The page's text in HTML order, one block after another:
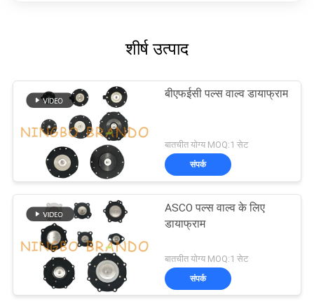
शीर्ष उत्पाद
बीएफईसी पल्स वाल्व डायाफ्राम
बातचीत योग्य MOQ:1 सेट
संपर्क
ASCO पल्स वाल्व के लिए
डायाफ्राम
बातचीत योग्य MOQ:1 सेट
संपर्क